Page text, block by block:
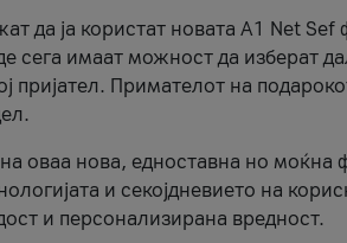
да ја користат новата А1 Net
сега имаат можност да изберат
пријател. Примателот на
оваа нова, едноставна но моќна
и секојдневието на
и персонализирана вредност.